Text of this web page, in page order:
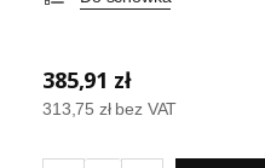
385,91 zł
313,75 zł bez VAT